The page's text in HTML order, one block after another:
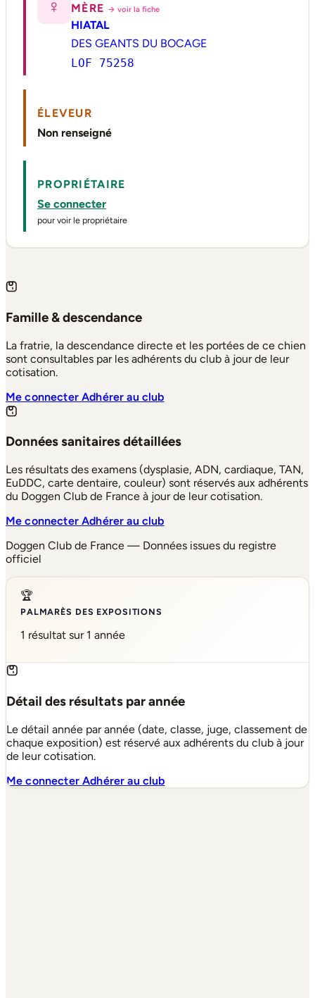
♀ MÈRE → voir la fiche
HIATAL
DES GEANTS DU BOCAGE
LOF 75258
ÉLEVEUR
Non renseigné
PROPRIÉTAIRE
Se connecter
pour voir le propriétaire
Famille & descendance
La fratrie, la descendance directe et les portées de ce chien
sont consultables par les adhérents du club à jour de leur
cotisation.
Me connecterAdhérer au club
Données sanitaires détaillées
Les résultats des examens (dysplasie, ADN, cardiaque, TAN,
EuDDC, carte dentaire, couleur) sont réservés aux adhérents
du Doggen Club de France à jour de leur cotisation.
Me connecterAdhérer au club
Doggen Club de France — Données issues du registre
officiel
🏆
PALMARÈS DES EXPOSITIONS
1 résultat sur 1 année
Détail des résultats par année
Le détail année par année (date, classe, juge, classement de
chaque exposition) est réservé aux adhérents du club à jour
de leur cotisation.
Me connecterAdhérer au club